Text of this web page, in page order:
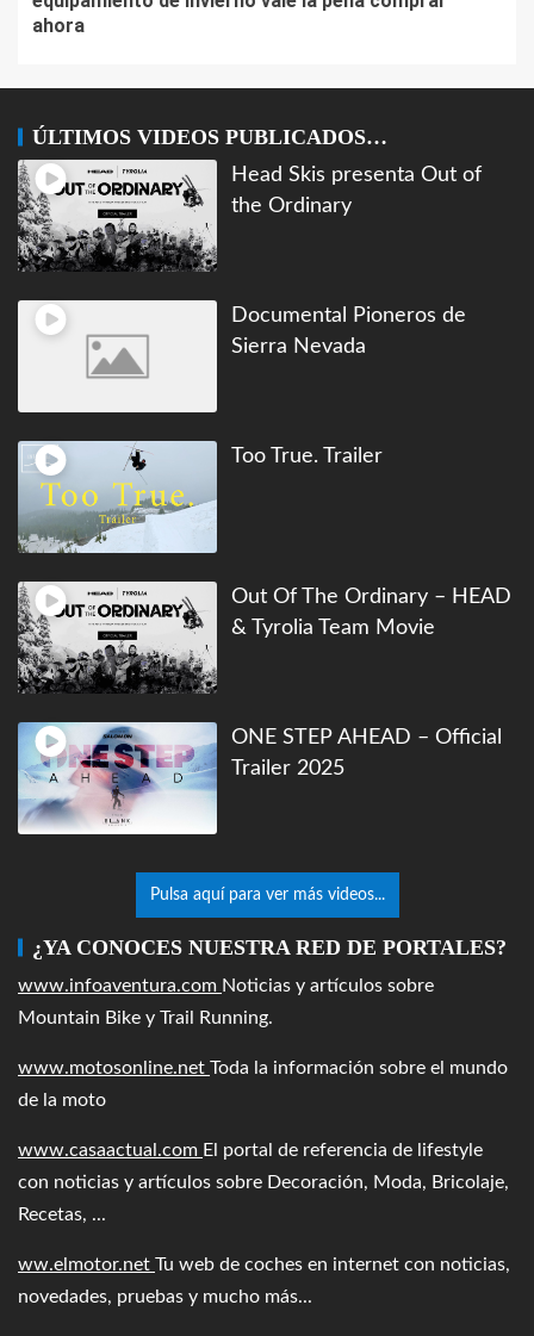
ahora
ÚLTIMOS VIDEOS PUBLICADOS…
Head Skis presenta Out of
the Ordinary
Documental Pioneros de
Sierra Nevada
Too True. Trailer
Out Of The Ordinary – HEAD
& Tyrolia Team Movie
ONE STEP AHEAD – Official
Trailer 2025
Pulsa aquí para ver más videos...
¿YA CONOCES NUESTRA RED DE PORTALES?
www.infoaventura.com Noticias y artículos sobre
Mountain Bike y Trail Running.
www.motosonline.net Toda la información sobre el mundo
de la moto
www.casaactual.com El portal de referencia de lifestyle
con noticias y artículos sobre Decoración, Moda, Bricolaje,
Recetas, ...
ww.elmotor.net Tu web de coches en internet con noticias,
novedades, pruebas y mucho más...